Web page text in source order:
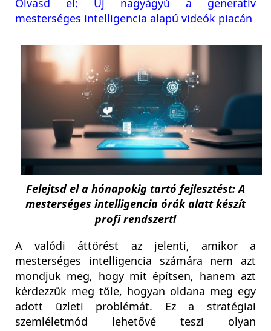
Olvasd el: Új nagyágyú a generatív
mesterséges intelligencia alapú videók piacán
Felejtsd el a hónapokig tartó fejlesztést: A
mesterséges intelligencia órák alatt készít
profi rendszert!
A valódi áttörést az jelenti, amikor a
mesterséges intelligencia számára nem azt
mondjuk meg, hogy mit építsen, hanem azt
kérdezzük meg tőle, hogyan oldana meg egy
adott üzleti problémát. Ez a stratégiai
szemléletmód lehetővé teszi olyan